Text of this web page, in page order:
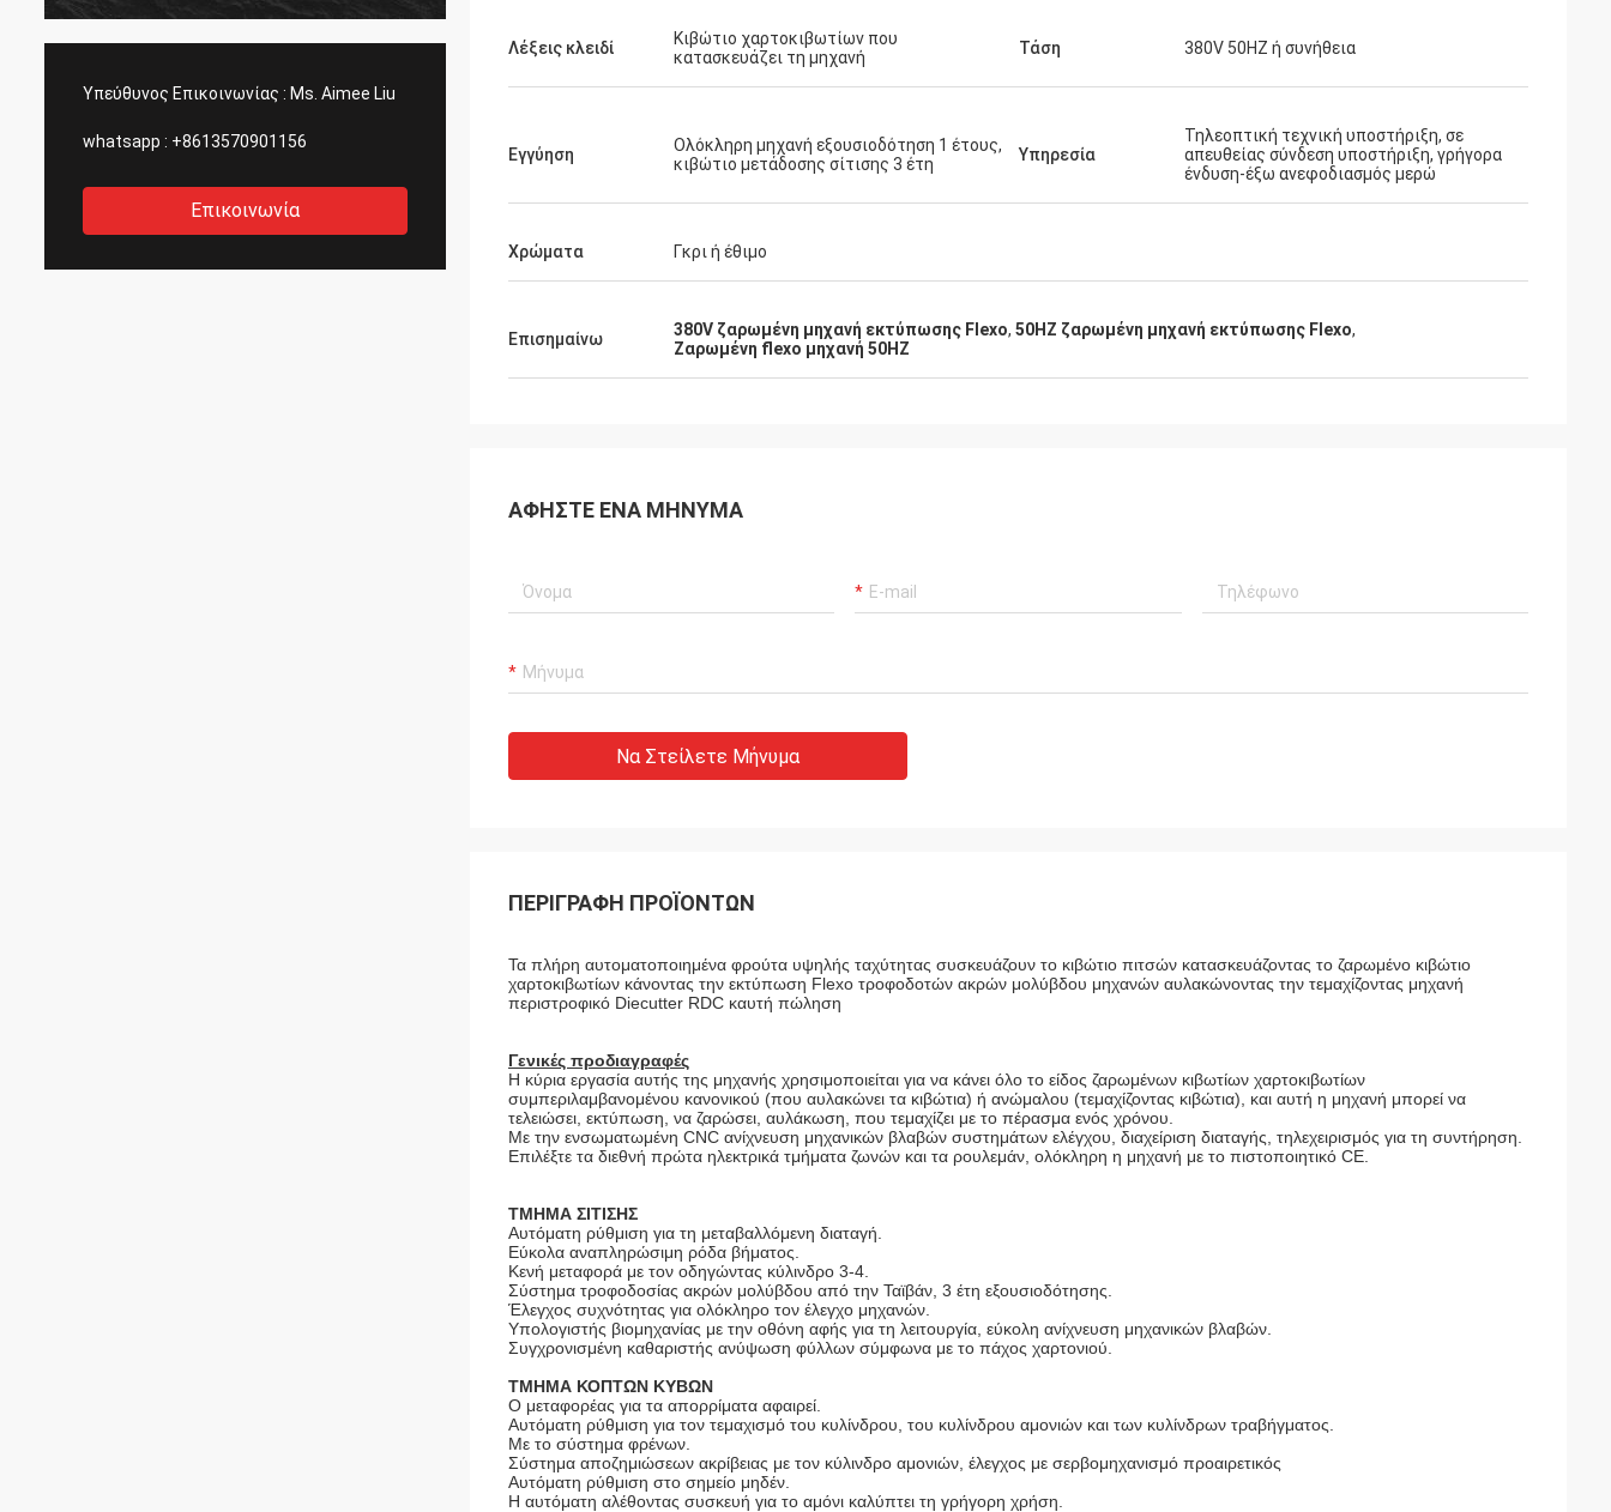
Υπεύθυνος Επικοινωνίας : Ms. Aimee Liu
whatsapp : +8613570901156
Επικοινωνία
Λέξεις κλειδί
Κιβώτιο χαρτοκιβωτίων που
κατασκευάζει τη μηχανή
Τάση 380V 50HZ ή συνήθεια
Εγγύηση
Ολόκληρη μηχανή εξουσιοδότηση 1 έτους,
κιβώτιο μετάδοσης σίτισης 3 έτη
Υπηρεσία
Τηλεοπτική τεχνική υποστήριξη, σε
απευθείας σύνδεση υποστήριξη, γρήγορα
ένδυση-έξω ανεφοδιασμός μερώ
Χρώματα Γκρι ή έθιμο
Επισημαίνω 380V ζαρωμένη μηχανή εκτύπωσης Flexo, 50HZ ζαρωμένη μηχανή εκτύπωσης Flexo,
Ζαρωμένη flexo μηχανή 50HZ
ΑΦΉΣΤΕ ΈΝΑ ΜΉΝΥΜΑ
Να Στείλετε Μήνυμα
ΠΕΡΙΓΡΑΦΉ ΠΡΟΪΌΝΤΩΝ
Τα πλήρη αυτοματοποιημένα φρούτα υψηλής ταχύτητας συσκευάζουν το κιβώτιο πιτσών κατασκευάζοντας το ζαρωμένο κιβώτιο
χαρτοκιβωτίων κάνοντας την εκτύπωση Flexo τροφοδοτών ακρών μολύβδου μηχανών αυλακώνοντας την τεμαχίζοντας μηχανή
περιστροφικό Diecutter RDC καυτή πώληση
Γενικές προδιαγραφές
Η κύρια εργασία αυτής της μηχανής χρησιμοποιείται για να κάνει όλο το είδος ζαρωμένων κιβωτίων χαρτοκιβωτίων
συμπεριλαμβανομένου κανονικού (που αυλακώνει τα κιβώτια) ή ανώμαλου (τεμαχίζοντας κιβώτια), και αυτή η μηχανή μπορεί να
τελειώσει, εκτύπωση, να ζαρώσει, αυλάκωση, που τεμαχίζει με το πέρασμα ενός χρόνου.
Με την ενσωματωμένη CNC ανίχνευση μηχανικών βλαβών συστημάτων ελέγχου, διαχείριση διαταγής, τηλεχειρισμός για τη συντήρηση.
Επιλέξτε τα διεθνή πρώτα ηλεκτρικά τμήματα ζωνών και τα ρουλεμάν, ολόκληρη η μηχανή με το πιστοποιητικό CE.
ΤΜΗΜΑ ΣΙΤΙΣΗΣ
Αυτόματη ρύθμιση για τη μεταβαλλόμενη διαταγή.
Εύκολα αναπληρώσιμη ρόδα βήματος.
Κενή μεταφορά με τον οδηγώντας κύλινδρο 3-4.
Σύστημα τροφοδοσίας ακρών μολύβδου από την Ταϊβάν, 3 έτη εξουσιοδότησης.
Έλεγχος συχνότητας για ολόκληρο τον έλεγχο μηχανών.
Υπολογιστής βιομηχανίας με την οθόνη αφής για τη λειτουργία, εύκολη ανίχνευση μηχανικών βλαβών.
Συγχρονισμένη καθαριστής ανύψωση φύλλων σύμφωνα με το πάχος χαρτονιού.
ΤΜΗΜΑ ΚΟΠΤΩΝ ΚΥΒΩΝ
Ο μεταφορέας για τα απορρίματα αφαιρεί.
Αυτόματη ρύθμιση για τον τεμαχισμό του κυλίνδρου, του κυλίνδρου αμονιών και των κυλίνδρων τραβήγματος.
Με το σύστημα φρένων.
Σύστημα αποζημιώσεων ακρίβειας με τον κύλινδρο αμονιών, έλεγχος με σερβομηχανισμό προαιρετικός
Αυτόματη ρύθμιση στο σημείο μηδέν.
Η αυτόματη αλέθοντας συσκευή για το αμόνι καλύπτει τη γρήγορη χρήση.